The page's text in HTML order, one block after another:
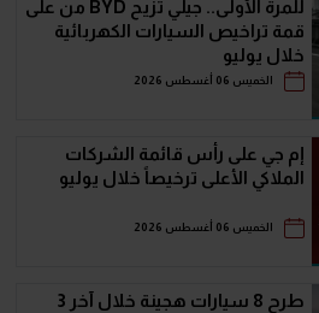
للمرة الأولى.. جيلي تزيح BYD من على
قمة تراخيص السيارات الكهربائية
خلال يوليو
الخميس 06 أغسطس 2026
إم جي على رأس قائمة الشركات
الملاكي الأعلى ترخيصاً خلال يوليو
الخميس 06 أغسطس 2026
طرح 8 سيارات هجينة خلال آخر 3